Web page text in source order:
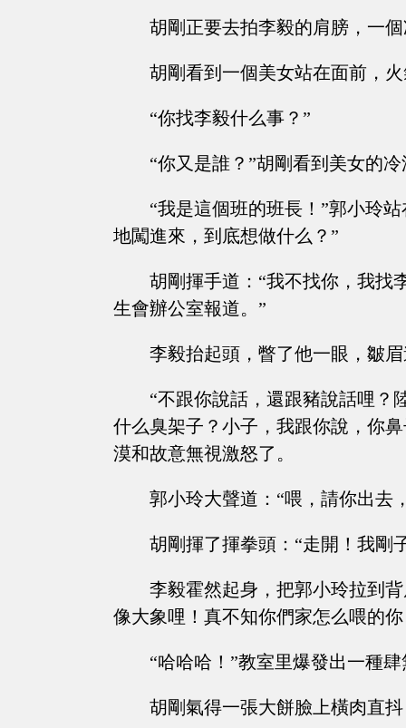
胡剛正要去拍李毅的肩膀，一
胡剛看到一個美女站在面前，
“你找李毅什么事？”
“你又是誰？”胡剛看到美女的
“我是這個班的班長！”郭小玲
地闖進來，到底想做什么？”
胡剛揮手道：“我不找你，我找
生會辦公室報道。”
李毅抬起頭，瞥了他一眼，皺
“不跟你說話，還跟豬說話哩？
什么臭架子？小子，我跟你說，你
漠和故意無視激怒了。
郭小玲大聲道：“喂，請你出去
胡剛揮了揮拳頭：“走開！我剛
李毅霍然起身，把郭小玲拉到
像大象哩！真不知你們家怎么喂的
“哈哈哈！”教室里爆發出一種
胡剛氣得一張大餅臉上橫肉直